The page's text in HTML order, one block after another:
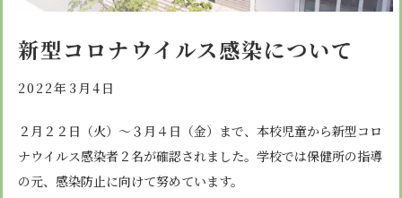
心の育成
礼の育成
知の育成
体験入学
よくある質問
諸届出用紙
学校紹介
学校生活
委員会・クラブ活動
施設紹介
設備紹介
安心・安全
お知らせ
サイトマップ
アクセス
個人情報保護方針
新型コロナウイルス感染について
2022年3月4日
２月２２日（火）～３月４日（金）まで、本校児童から新型コロ
ナウイルス感染者２名が確認されました。学校では保健所の指導
の元、感染防止に向けて努めています。